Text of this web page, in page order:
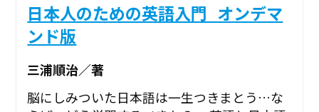
日本人のための英語入門_オンデマ
ンド版
三浦順治／著
脳にしみついた日本語は一生つきまとう…な